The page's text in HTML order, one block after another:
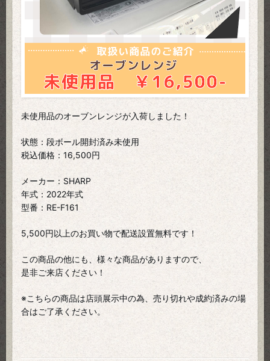
未使用品のオーブンレンジが入荷しました！
状態：段ボール開封済み未使用
税込価格：16,500円
メーカー：SHARP
年式：2022年式
型番：RE-F161
5,500円以上のお買い物で配送設置無料です！
この商品の他にも、様々な商品がありますので、
是非ご来店ください！
※こちらの商品は店頭展示中の為、売り切れや成約済みの場
合はご了承ください。